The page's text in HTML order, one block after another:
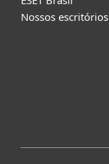
Nossos escritórios